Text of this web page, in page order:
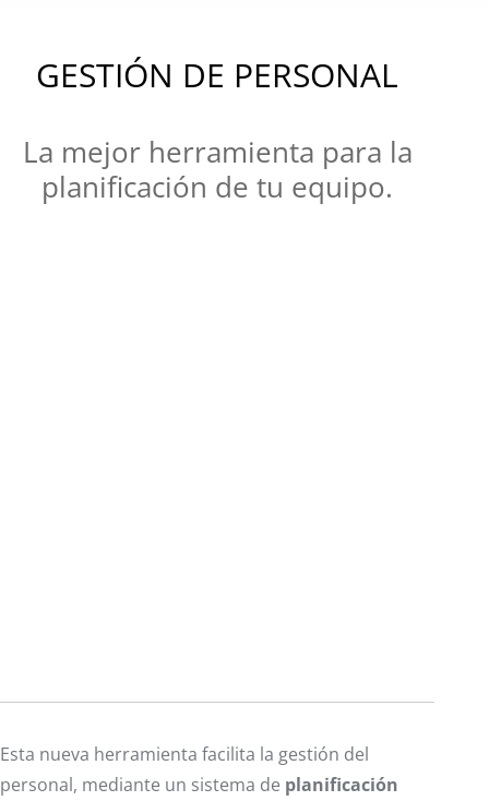
GESTIÓN DE PERSONAL
La mejor herramienta para la
planificación de tu equipo.
Esta nueva herramienta facilita la gestión del
personal, mediante un sistema de planificación